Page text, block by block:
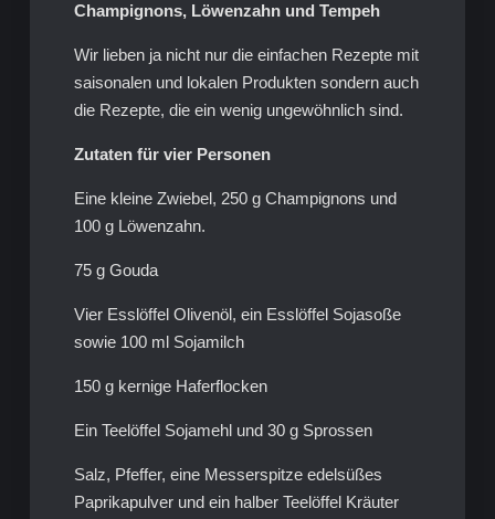
Champignons, Löwenzahn und Tempeh
Wir lieben ja nicht nur die einfachen Rezepte mit
saisonalen und lokalen Produkten sondern auch
die Rezepte, die ein wenig ungewöhnlich sind.
Zutaten für vier Personen
Eine kleine Zwiebel, 250 g Champignons und
100 g Löwenzahn.
75 g Gouda
Vier Esslöffel Olivenöl, ein Esslöffel Sojasoße
sowie 100 ml Sojamilch
150 g kernige Haferflocken
Ein Teelöffel Sojamehl und 30 g Sprossen
Salz, Pfeffer, eine Messerspitze edelsüßes
Paprikapulver und ein halber Teelöffel Kräuter